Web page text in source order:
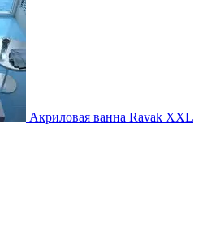
Акриловая ванна Ravak XXL